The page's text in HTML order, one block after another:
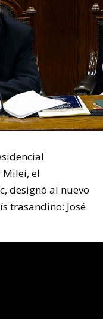
Milei, el
designó al nuevo
trasandino: José